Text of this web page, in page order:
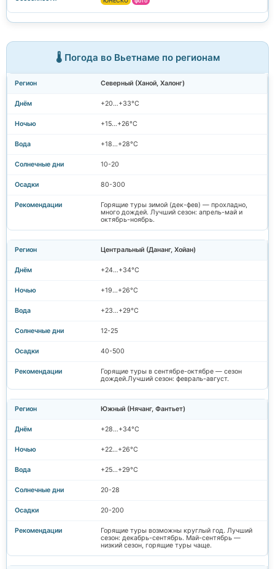
🌡️ Погода во Вьетнаме по регионам
Северный (Ханой, Халонг)
+20…+33°C
+15…+26°C
+18…+28°C
10-20
80-300
Горящие туры зимой (дек-фев) — прохладно,
много дождей. Лучший сезон: апрель-май и
октябрь-ноябрь.
Центральный (Дананг, Хойан)
+24…+34°C
+19…+26°C
+23…+29°C
12-25
40-500
Горящие туры в сентябре-октябре — сезон
дождей.Лучший сезон: февраль-август.
Южный (Нячанг, Фантьет)
+28…+34°C
+22…+26°C
+25…+29°C
20-28
20-200
Горящие туры возможны круглый год. Лучший
сезон: декабрь-сентябрь. Май-сентябрь —
низкий сезон, горящие туры чаще.